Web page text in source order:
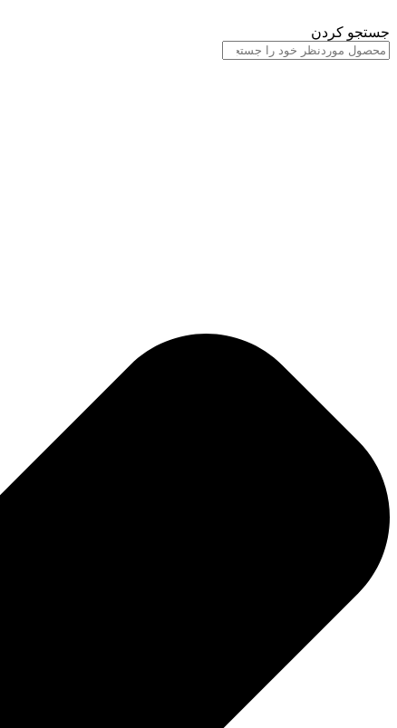
به
محتوا
جستجو کردن